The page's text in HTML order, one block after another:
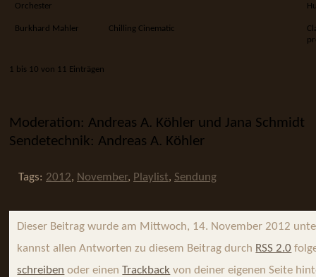
Orchester
Burkhard Mahler Chilling Cinematic
1 bis 10 von 11 Einträgen
Moderation: Andreas A. Köhler und Jana Schmidt
Sendetechnik: Andreas A. Köhler
Tags: 2012, November, Playlist, Sendung
Dieser Beitrag wurde am Mittwoch, 14. November 2012
kannst allen Antworten zu diesem Beitrag durch RSS 2.0
schreiben oder einenTrackback von deiner eigenen Seite